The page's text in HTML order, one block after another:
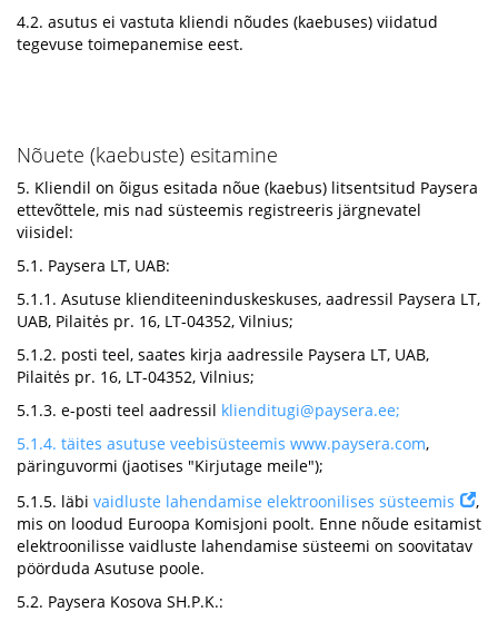
4.2. asutus ei vastuta kliendi nõudes (kaebuses) viidatud
tegevuse toimepanemise eest.
Nõuete (kaebuste) esitamine
5. Kliendil on õigus esitada nõue (kaebus) litsentsitud Paysera
ettevõttele, mis nad süsteemis registreeris järgnevatel
viisidel:
5.1. Paysera LT, UAB:
5.1.1. Asutuse klienditeeninduskeskuses, aadressil Paysera LT,
UAB, Pilaitės pr. 16, LT-04352, Vilnius;
5.1.2. posti teel, saates kirja aadressile Paysera LT, UAB,
Pilaitės pr. 16, LT-04352, Vilnius;
5.1.3. e-posti teel aadressil klienditugi@paysera.ee;
5.1.4. täites asutuse veebisüsteemis www.paysera.com,
päringuvormi (jaotises "Kirjutage meile");
5.1.5. läbi vaidluste lahendamise elektroonilises süsteemis
,
mis on loodud Euroopa Komisjoni poolt. Enne nõude esitamist
elektroonilisse vaidluste lahendamise süsteemi on soovitatav
pöörduda Asutuse poole.
5.2. Paysera Kosova SH.P.K.: